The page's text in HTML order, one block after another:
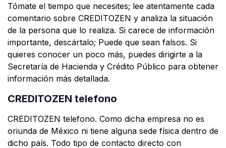
Tómate el tiempo que necesites; lee atentamente cada
comentario sobre CREDITOZEN y analiza la situación
de la persona que lo realiza. Si carece de información
importante, descártalo; Puede que sean falsos. Si
quieres conocer un poco más, puedes dirigirte a la
Secretaría de Hacienda y Crédito Público para obtener
información más detallada.
CREDITOZEN telefono
CREDITOZEN telefono. Como dicha empresa no es
oriunda de México ni tiene alguna sede física dentro de
dicho país. Todo tipo de contacto directo con